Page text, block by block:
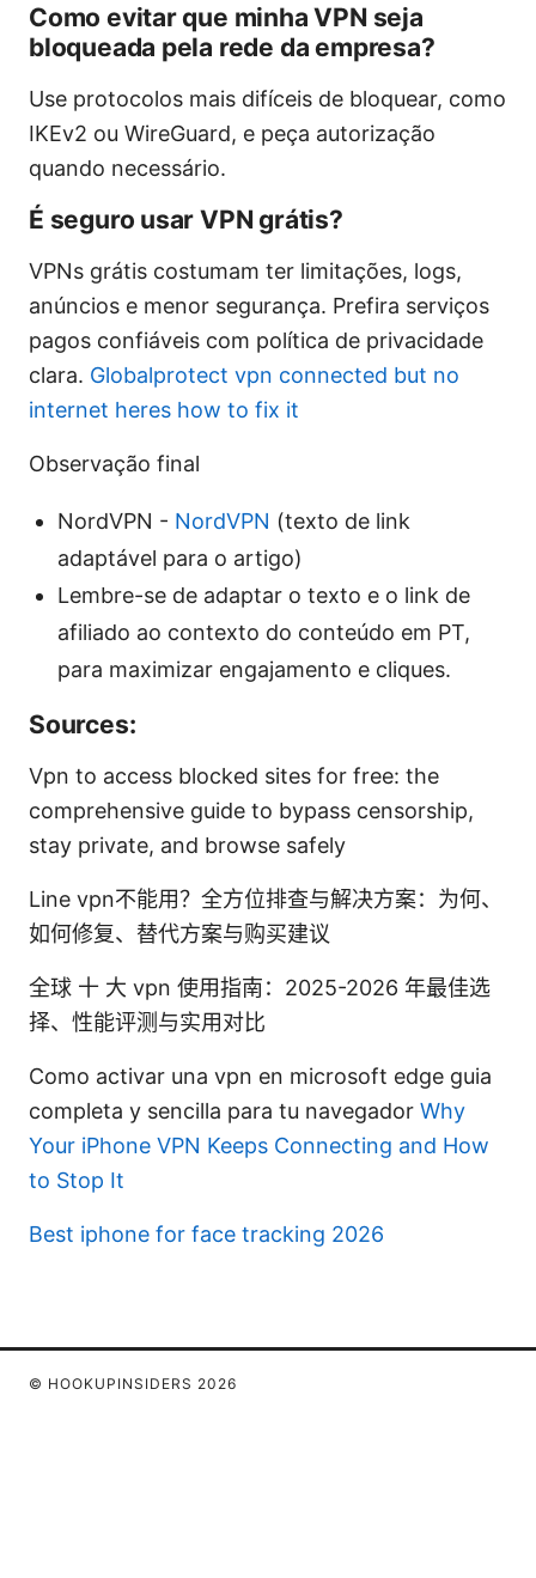
Como evitar que minha VPN seja
bloqueada pela rede da empresa?
Use protocolos mais difíceis de bloquear, como
IKEv2 ou WireGuard, e peça autorização
quando necessário.
É seguro usar VPN grátis?
VPNs grátis costumam ter limitações, logs,
anúncios e menor segurança. Prefira serviços
pagos confiáveis com política de privacidade
clara. Globalprotect vpn connected but no
internet heres how to fix it
Observação final
NordVPN - NordVPN (texto de link
adaptável para o artigo)
Lembre-se de adaptar o texto e o link de
afiliado ao contexto do conteúdo em PT,
para maximizar engajamento e cliques.
Sources:
Vpn to access blocked sites for free: the
comprehensive guide to bypass censorship,
stay private, and browse safely
Line vpn不能用？全方位排查与解决方案：为何、
如何修复、替代方案与购买建议
全球 十 大 vpn 使用指南：2025-2026 年最佳选
择、性能评测与实用对比
Como activar una vpn en microsoft edge guia
completa y sencilla para tu navegador Why
Your iPhone VPN Keeps Connecting and How
to Stop It
Best iphone for face tracking 2026
© HOOKUPINSIDERS 2026